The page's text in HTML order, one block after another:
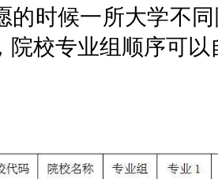
的时候一所大学不
院校专业组顺序可以